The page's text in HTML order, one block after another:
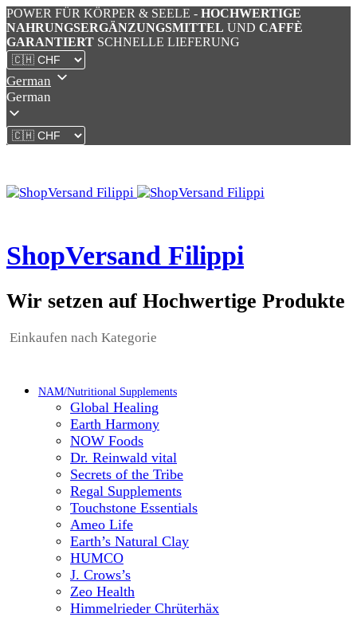
POWER FÜR KÖRPER & SEELE - HOCHWERTIGE
NAHRUNGSERGÄNZUNGSMITTEL UND CAFFÈ
GARANTIERT SCHNELLE LIEFERUNG
German
German
ShopVersand Filippi
Wir setzen auf Hochwertige Produkte
Einkaufen nach Kategorie
NAM/Nutritional Supplements
Global Healing
Earth Harmony
NOW Foods
Dr. Reinwald vital
Secrets of the Tribe
Regal Supplements
Touchstone Essentials
Ameo Life
Earth’s Natural Clay
HUMCO
J. Crows’s
Zeo Health
Himmelrieder Chrüterhäx